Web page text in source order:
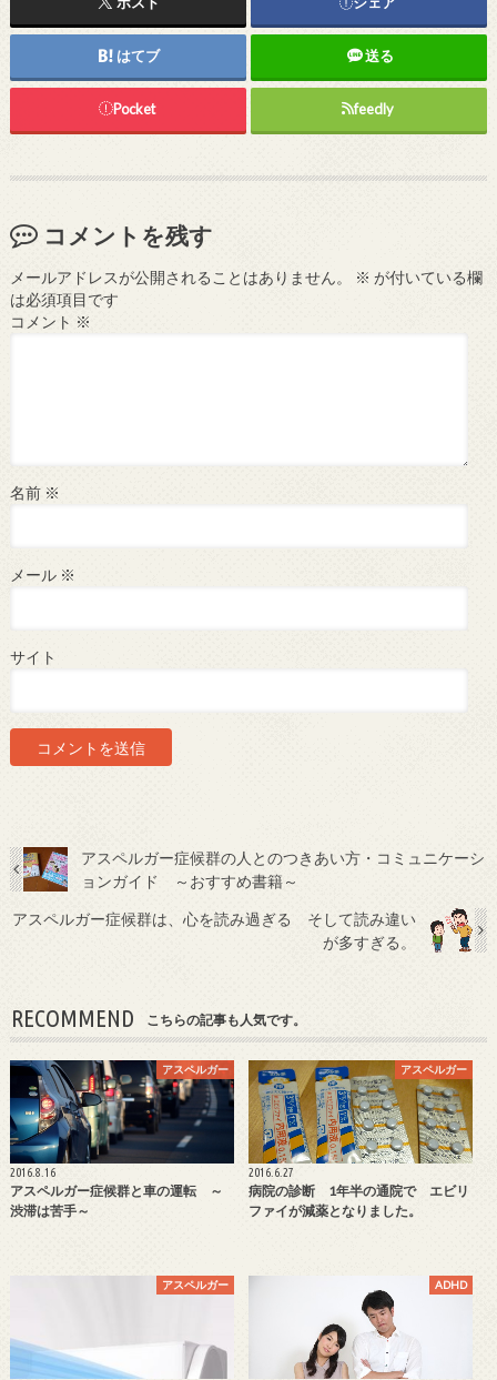
はてブ 送る
Pocket feedly
コメントを残す
メールアドレスが公開されることはありません。 ※ が付いている欄
は必須項目です
コメント ※
名前 ※
メール ※
サイト
アスペルガー症候群の人とのつきあい方・コミュニケーシ
ョンガイド ～おすすめ書籍～
アスペルガー症候群は、心を読み過ぎる そして読み違い
が多すぎる。
RECOMMEND こちらの記事も人気です。
アスペルガー
2016.8.16
アスペルガー症候群と車の運転 ～
渋滞は苦手～
アスペルガー
2016.6.27
病院の診断 1年半の通院で エビリ
ファイが減薬となりました。
アスペルガー ADHD